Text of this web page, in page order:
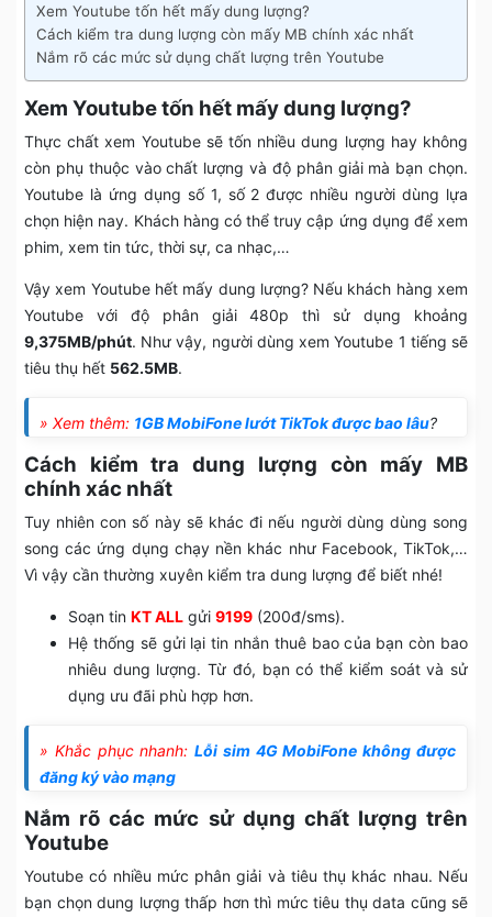
Xem Youtube tốn hết mấy dung lượng?
Cách kiểm tra dung lượng còn mấy MB chính xác nhất
Nắm rõ các mức sử dụng chất lượng trên Youtube
Xem Youtube tốn hết mấy dung lượng?
Thực chất xem Youtube sẽ tốn nhiều dung lượng hay không
còn phụ thuộc vào chất lượng và độ phân giải mà bạn chọn.
Youtube là ứng dụng số 1, số 2 được nhiều người dùng lựa
chọn hiện nay. Khách hàng có thể truy cập ứng dụng để xem
phim, xem tin tức, thời sự, ca nhạc,…
Vậy xem Youtube hết mấy dung lượng? Nếu khách hàng xem
Youtube với độ phân giải 480p thì sử dụng khoảng
9,375MB/phút. Như vậy, người dùng xem Youtube 1 tiếng sẽ
tiêu thụ hết 562.5MB.
» Xem thêm: 1GB MobiFone lướt TikTok được bao lâu?
Cách kiểm tra dung lượng còn mấy MB
chính xác nhất
Tuy nhiên con số này sẽ khác đi nếu người dùng dùng song
song các ứng dụng chạy nền khác như Facebook, TikTok,…
Vì vậy cần thường xuyên kiểm tra dung lượng để biết nhé!
Soạn tin KT ALL gửi 9199 (200đ/sms).
Hệ thống sẽ gửi lại tin nhắn thuê bao của bạn còn bao
nhiêu dung lượng. Từ đó, bạn có thể kiểm soát và sử
dụng ưu đãi phù hợp hơn.
» Khắc phục nhanh:Lỗi sim 4G MobiFone không được
đăng ký vào mạng
Nắm rõ các mức sử dụng chất lượng trên
Youtube
Youtube có nhiều mức phân giải và tiêu thụ khác nhau. Nếu
bạn chọn dung lượng thấp hơn thì mức tiêu thụ data cũng sẽ